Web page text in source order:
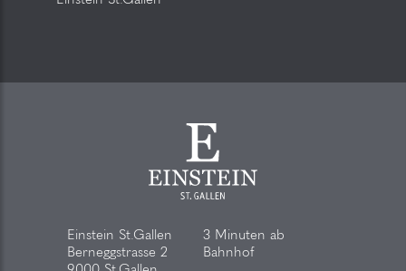
Einstein St.Gallen
Berneggstrasse 2
3 Minuten ab
Bahnhof